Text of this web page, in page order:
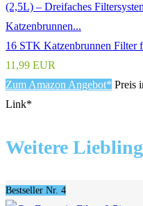
16 STK Katzenbrunnen Filter
11,99 EUR
Zum Amazon Angebot* Preis
Link*
Weitere
Bestseller Nr. 4